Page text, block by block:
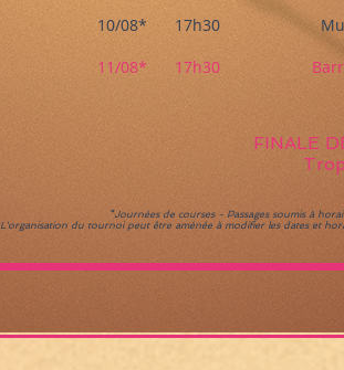
10/08*
11/08​*
17h30
17h30​
FINALE
*Journées de courses - Passages soumis à
L'organisation du tournoi peut être aménée à modifier les dates et